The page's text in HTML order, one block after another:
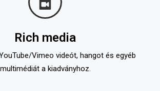
Rich media
Vimeo videót, hangot és egyéb
multimédiát a kiadványhoz.